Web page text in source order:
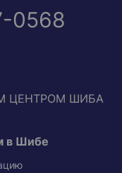
0568
ЦЕНТРОМ ШИБА
в Шибе